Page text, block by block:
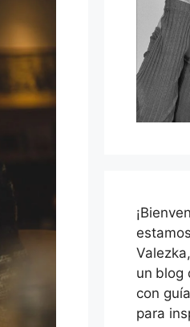
un blog
con
para